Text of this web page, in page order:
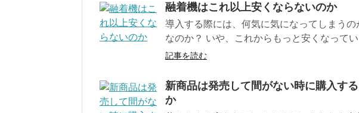
融着機はこれ以上安くならないのか
導入する際には、何気に気になってしまう
なのか？ いや、これからもっと安くなって
記事を読む
新商品は発売して間がない時に購入す
か